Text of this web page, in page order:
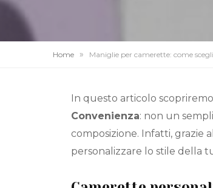
Home » Maniglie per camerette: come
In questo articolo
Convenienza: non un
composizione. Infatti, grazie
personalizzare lo stile della